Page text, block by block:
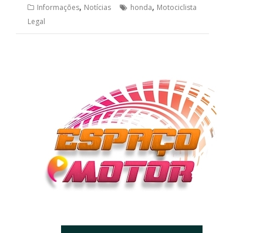
Informações, Notícias honda, Motociclista
Legal